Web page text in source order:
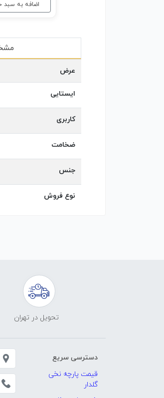
اضافه به سبد
عرض
ایستایی
کاربری
ضخامت
جنس
نوع فروش
تحویل در تهران
دسترسی سریع
قیمت پارچه نخی
گلدار